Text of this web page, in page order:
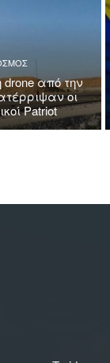
από την
οι
Patriot